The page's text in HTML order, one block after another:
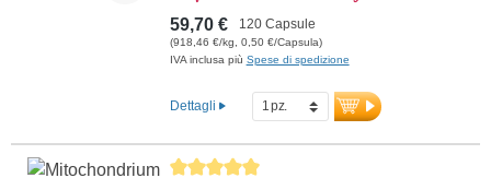
ATP nella catena respiratoria cellulare).
59,70 € 120 Capsule
(918,46 €/kg, 0,50 €/Capsula)
IVA inclusa più Spese di spedizione
Dettagli
Average rating of 5 out of 5 stars